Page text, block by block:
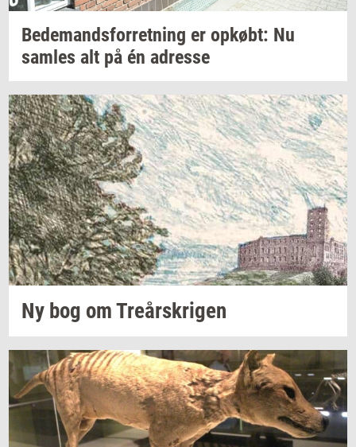
Be­de­mands­for­ret­ning er op­købt: Nu
sam­les alt på én adres­se
Ny bog omTre­år­skri­gen